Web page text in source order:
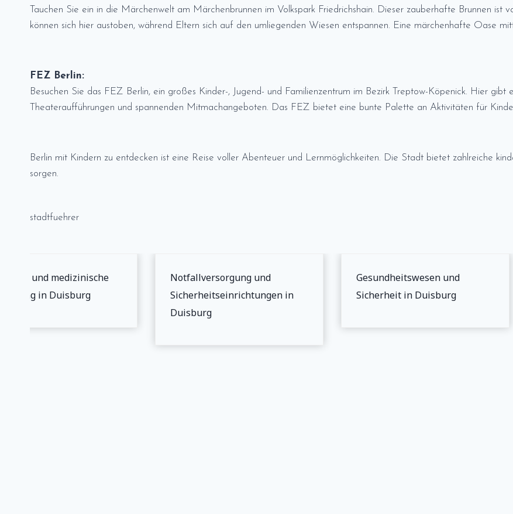
Tauchen Sie ein in die Märchenwelt am Märchenbrunnen im Volkspark Friedrichshain. Dieser zauberhafte Brunnen
können sich hier austoben, während Eltern sich auf den umliegenden Wiesen entspannen. Eine märchenhafte Oase
FEZ Berlin:
Besuchen Sie das FEZ Berlin, ein großes Kinder-, Jugend- und Familienzentrum im Bezirk Treptow-Köpenick. Hier
Theateraufführungen und spannenden Mitmachangeboten. Das FEZ bietet eine bunte Palette an Aktivitäten für
Berlin mit Kindern zu entdecken ist eine Reise voller Abenteuer und Lernmöglichkeiten. Die Stadt bietet zahlreiche
sorgen.
stadtfuehrer
und medizinische
in Duisburg
Notfallversorgung und
Sicherheitseinrichtungen in
Duisburg
Gesundheitswesen und
Sicherheit in Duisburg